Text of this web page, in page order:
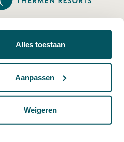
Alles toestaan
Aanpassen
Weigeren
THERMEN MAARSSEN
THERMEN MAASTRICHT